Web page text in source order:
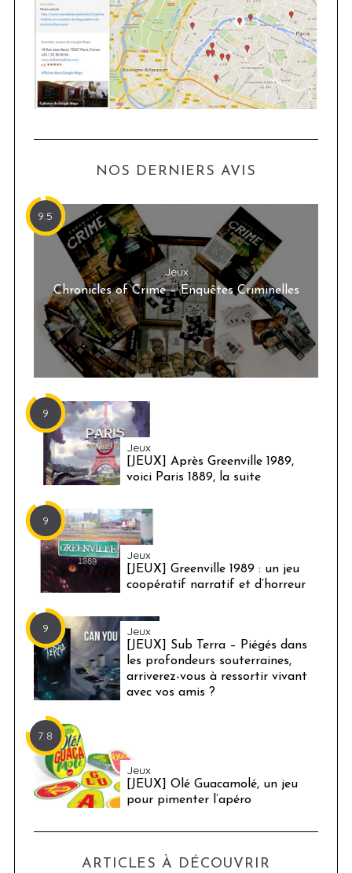
NOS DERNIERS AVIS
9.5
Jeux
Chronicles of Crime – Enquêtes Criminelles
9
Jeux
[JEUX] Après Greenville 1989,
voici Paris 1889, la suite
9
Jeux
[JEUX] Greenville 1989 : un jeu
coopératif narratif et d’horreur
9 Jeux
[JEUX] Sub Terra – Piégés dans
les profondeurs souterraines,
arriverez-vous à ressortir vivant
avec vos amis ?
7.8
Jeux
[JEUX] Olé Guacamolé, un jeu
pour pimenter l’apéro
ARTICLES À DÉCOUVRIR